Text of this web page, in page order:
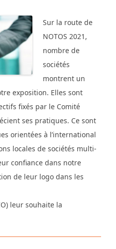
Sur la route de
NOTOS 2021,
nombre de
sociétés
montrent un
exposition. Elles sont
fixés par le Comité
ses pratiques. Ce sont
orientées à l’international
locales de sociétés multi-
confiance dans notre
de leur logo dans les
leur souhaite la